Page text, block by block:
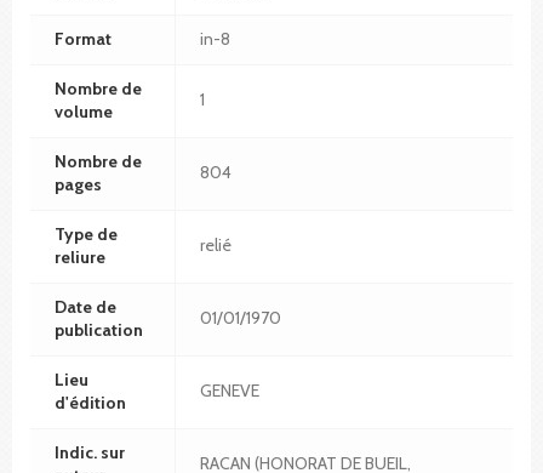
Format in-8
Nombre de
volume
1
Nombre de
pages
804
Type de
reliure
relié
Date de
publication
01/01/1970
Lieu
d'édition
GENEVE
Indic. sur
RACAN (HONORAT DE BUEIL,